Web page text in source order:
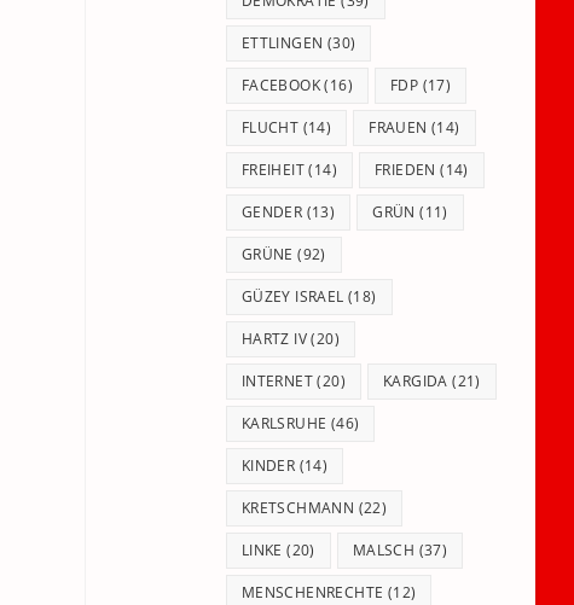
ETTLINGEN (30)
FACEBOOK(16) FDP (17)
FLUCHT (14) FRAUEN (14)
FREIHEIT(14) FRIEDEN (14)
GENDER (13) GRÜN (11)
GRÜNE (92)
GÜZEY ISRAEL (18)
HARTZ IV(20)
INTERNET(20) KARGIDA (21)
KARLSRUHE (46)
KINDER (14)
KRETSCHMANN (22)
LINKE (20) MALSCH (37)
MENSCHENRECHTE (12)